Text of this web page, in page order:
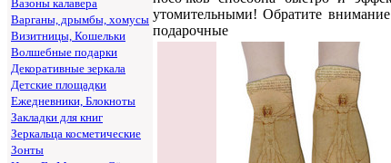
Вазоны калавера
Варганы, дрымбы, хомусы
Визитницы, Кошельки
Волшебные подарки
Декоративные зеркала
Детские площадки
Ежедневники, Блокноты
Закладки для книг
Зеркальца косметические
Зонты
утомительными! Обратите
подарочные